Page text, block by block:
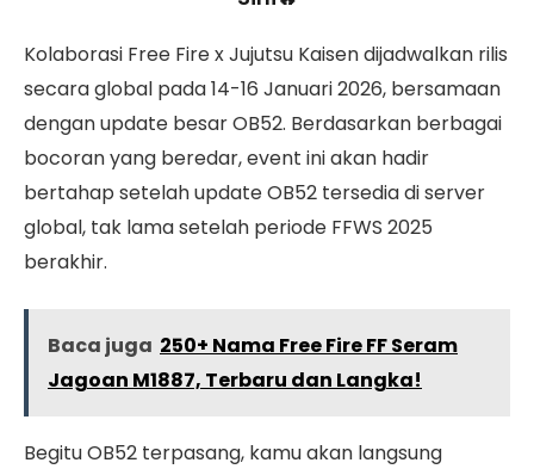
Kolaborasi Free Fire x Jujutsu Kaisen dijadwalkan rilis
secara global pada 14-16 Januari 2026, bersamaan
dengan update besar OB52. Berdasarkan berbagai
bocoran yang beredar, event ini akan hadir
bertahap setelah update OB52 tersedia di server
global, tak lama setelah periode FFWS 2025
berakhir.
Baca juga 250+ Nama Free Fire FF Seram
Jagoan M1887, Terbaru dan Langka!
Begitu OB52 terpasang, kamu akan langsung